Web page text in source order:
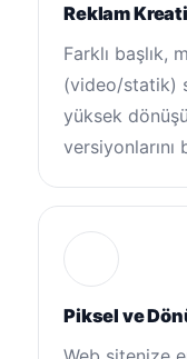
Reklam
Farklı başlık,
(video/statik)
yüksek
versiyonlarını
Piksel ve